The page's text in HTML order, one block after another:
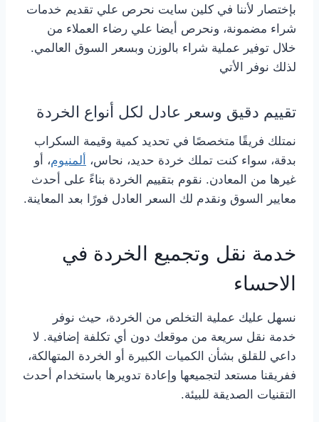
بإختصار لأننا في كلين سايت نحرص علي تقديم خدمات
شراء مضمونة، ونحرص أيضا علي رضاء العملاء من
خلال توفير عملية شراء بالوزن وبسعر السوق العالمي.
لذلك نوفر الأتي
تقييم دقيق وسعر عادل لكل أنواع الخردة
نمتلك فريقًا متخصصًا في تحديد كمية وقيمة السكراب
بدقة، سواء كنت تملك خردة حديد، نحاس،
ألمنيوم، أو
غيرها من المعادن. نقوم بتقييم الخردة بناءً على أحدث
معايير السوق ونقدم لك السعر العادل فورًا بعد المعاينة.
خدمة نقل وتجميع الخردة في
الاحساء
نسهل عليك عملية التخلص من الخردة، حيث نوفر
خدمة نقل سريعة من موقعك دون أي تكلفة إضافية. لا
داعي للقلق بشأن الكميات الكبيرة أو الخردة المتهالكة،
ففريقنا مستعد لتجميعها وإعادة تدويرها باستخدام أحدث
التقنيات الصديقة للبيئة.